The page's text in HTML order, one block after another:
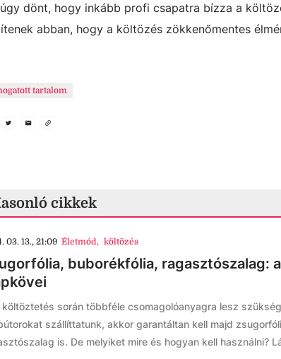
dönt, hogy inkább profi csapatra bízza a
abban, hogy a költözés zökkenőmentes
tartalom
cikkek
03. 13., 21:09 Életmód, költözés
buborékfólia, ragasztószalag:
költöztetés során többféle csomagolóanyagra lesz
szállíttatunk, akkor garantáltan kell majd
is. De melyiket mire és hogyan kell használni?